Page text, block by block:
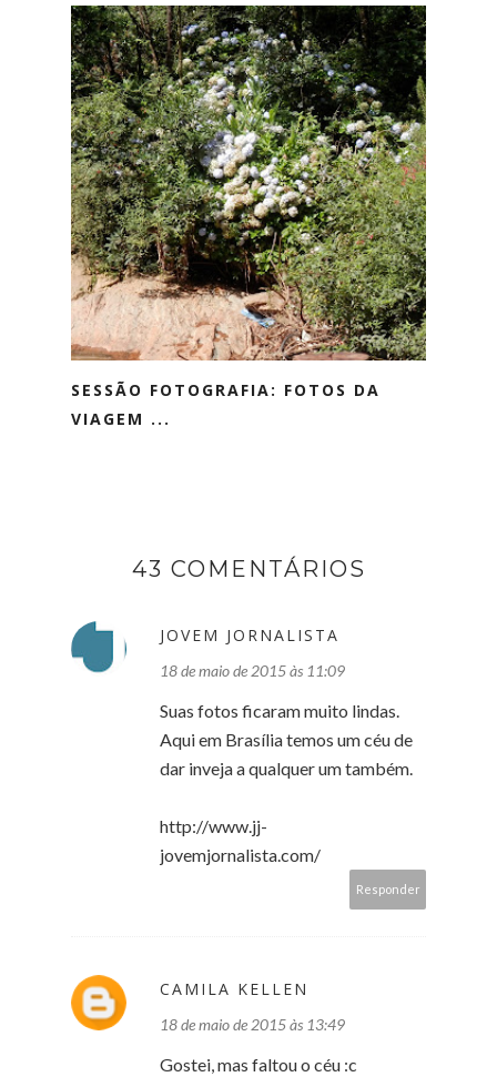
SESSÃO FOTOGRAFIA: FOTOS DA
VIAGEM ...
43 COMENTÁRIOS
JOVEM JORNALISTA
18 de maio de 2015 às 11:09
Suas fotos ficaram muito lindas.
Aqui em Brasília temos um céu de
dar inveja a qualquer um também.
http://www.jj-
jovemjornalista.com/
Responder
CAMILA KELLEN
18 de maio de 2015 às 13:49
Gostei, mas faltou o céu :c